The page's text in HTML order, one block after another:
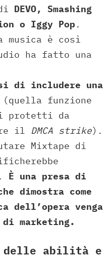
DEVO, Smashing
o Iggy Pop .
musica è così
ha fatto una
di includere una
(quella funzione
protetti da
il DMCA strike).
Mixtape di
È una presa di
dimostra come
venga
marketing.
abilità e